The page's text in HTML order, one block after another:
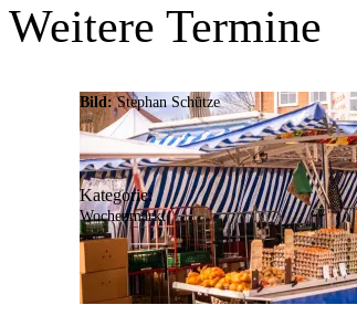
Weitere Termine
Bild: Stephan Schütze
Kategorie:
Wochenmarkt